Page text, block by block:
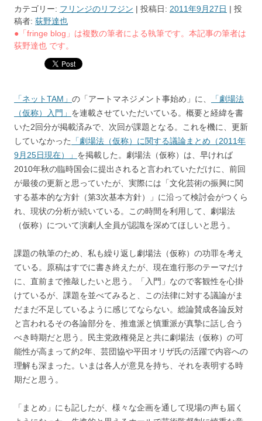
カテゴリー: フリンジのリフジン | 投稿日: 2011年9月27日 | 投
稿者: 荻野達也
●「fringe blog」は複数の筆者による執筆です。本記事の筆者は
荻野達也 です。
「ネットTAM」 の「アートマネジメント事始め」に、
「劇場法
（仮称）入門」 を連載させていただいている。概要と経緯を書
いた2回分が掲載済みで、次回が課題となる。これを機に、更新
していなかった
「劇場法（仮称）に関する議論まとめ（2011年
9月25日現在）」 を掲載した。劇場法（仮称）は、早ければ
2010年秋の臨時国会に提出されると言われていただけに、前回
が最後の更新と思っていたが、実際には「文化芸術の振興に関
する基本的な方針（第3次基本方針）」に沿って検討会がつくら
れ、現状の分析が続いている。この時間を利用して、劇場法
（仮称）について演劇人全員が認識を深めてほしいと思う。
課題の執筆のため、私も繰り返し劇場法（仮称）の功罪を考え
ている。原稿はすでに書き終えたが、現在進行形のテーマだけ
に、直前まで推敲したいと思う。「入門」なので客観性を心掛
けているが、課題を並べてみると、この法律に対する議論がま
だまだ不足しているように感じてならない。総論賛成各論反対
と言われるその各論部分を、推進派と慎重派が真摯に話し合う
べき時期だと思う。民主党政権発足と共に劇場法（仮称）の可
能性が高まって約2年、芸団協や平田オリザ氏の活躍で内容への
理解も深まった。いまは各人が意見を持ち、それを表明する時
期だと思う。
「まとめ」にも記したが、様々な企画を通して現場の声も届く